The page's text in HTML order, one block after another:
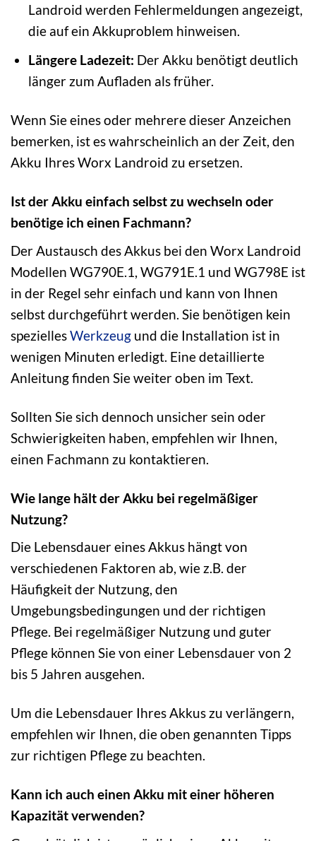
Landroid werden Fehlermeldungen angezeigt,
die auf ein Akkuproblem hinweisen.
Längere Ladezeit: Der Akku benötigt deutlich
länger zum Aufladen als früher.
Wenn Sie eines oder mehrere dieser Anzeichen
bemerken, ist es wahrscheinlich an der Zeit, den
Akku Ihres Worx Landroid zu ersetzen.
Ist der Akku einfach selbst zu wechseln oder
benötige ich einen Fachmann?
Der Austausch des Akkus bei den Worx Landroid
Modellen WG790E.1, WG791E.1 und WG798E ist
in der Regel sehr einfach und kann von Ihnen
selbst durchgeführt werden. Sie benötigen kein
speziellesWerkzeug und die Installation ist in
wenigen Minuten erledigt. Eine detaillierte
Anleitung finden Sie weiter oben im Text.
Sollten Sie sich dennoch unsicher sein oder
Schwierigkeiten haben, empfehlen wir Ihnen,
einen Fachmann zu kontaktieren.
Wie lange hält der Akku bei regelmäßiger
Nutzung?
Die Lebensdauer eines Akkus hängt von
verschiedenen Faktoren ab, wie z.B. der
Häufigkeit der Nutzung, den
Umgebungsbedingungen und der richtigen
Pflege. Bei regelmäßiger Nutzung und guter
Pflege können Sie von einer Lebensdauer von 2
bis 5 Jahren ausgehen.
Um die Lebensdauer Ihres Akkus zu verlängern,
empfehlen wir Ihnen, die oben genannten Tipps
zur richtigen Pflege zu beachten.
Kann ich auch einen Akku mit einer höheren
Kapazität verwenden?